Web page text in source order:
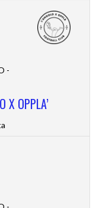
-
X OPPLA’